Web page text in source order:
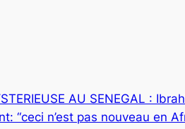
AU SENEGAL :
“ceci n’est pas nouveau en